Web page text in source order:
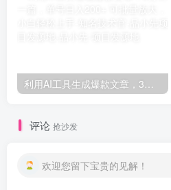
利用AI工具生成爆款文章，3分钟一篇，单号日入200+ 可批量放大，小白轻松上手-知名技术官-品小先项目发源地
评论 抢沙发
欢迎您留下宝贵的见解！